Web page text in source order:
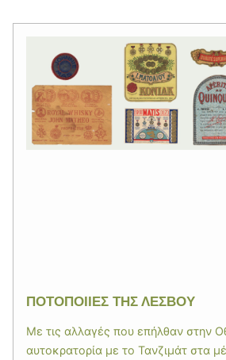
ΠΟΤΟΠΟΙΙΕΣ ΤΗΣ ΛΕΣΒΟΥ
Με τις αλλαγές που επήλθαν στην
αυτοκρατορία με το Τανζιμάτ στα